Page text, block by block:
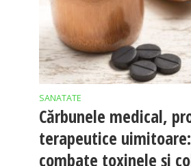
SANATATE
Cărbunele medical,
terapeutice
combate toxinele şi